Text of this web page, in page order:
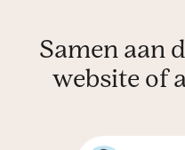
Samen aan
website of